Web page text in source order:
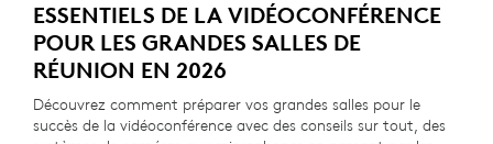
ESSENTIELS DE LA VIDÉOCONFÉRENCE
POUR LES GRANDES SALLES DE
RÉUNION EN 2026
Découvrez comment préparer vos grandes salles pour le
succès de la vidéoconférence avec des conseils sur tout, des